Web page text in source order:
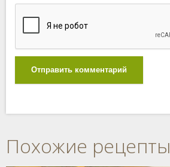
Отправить комментарий
Похожие рецепты